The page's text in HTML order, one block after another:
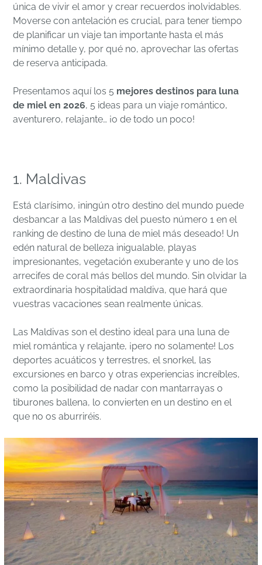
única de vivir el amor y crear recuerdos inolvidables.
Moverse con antelación es crucial, para tener tiempo
de planificar un viaje tan importante hasta el más
mínimo detalle y, por qué no, aprovechar las ofertas
de reserva anticipada.
Presentamos aquí los 5 mejores destinos para luna
de miel en 2026, 5 ideas para un viaje romántico,
aventurero, relajante… ¡o de todo un poco!
1. Maldivas
Está clarísimo, ¡ningún otro destino del mundo puede
desbancar a las Maldivas del puesto número 1 en el
ranking de destino de luna de miel más deseado! Un
edén natural de belleza inigualable, playas
impresionantes, vegetación exuberante y uno de los
arrecifes de coral más bellos del mundo. Sin olvidar la
extraordinaria hospitalidad maldiva, que hará que
vuestras vacaciones sean realmente únicas.
Las Maldivas son el destino ideal para una luna de
miel romántica y relajante, ¡pero no solamente! Los
deportes acuáticos y terrestres, el snorkel, las
excursiones en barco y otras experiencias increíbles,
como la posibilidad de nadar con mantarrayas o
tiburones ballena, lo convierten en un destino en el
que no os aburriréis.